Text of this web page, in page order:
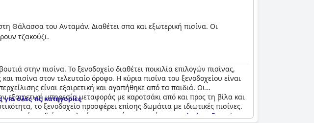
Θάλασσα του Ανταμάν. Διαθέτει σπα και εξωτερική πισίνα. Οι
τζακούζι.
στην πισίνα. Το ξενοδοχείο διαθέτει ποικιλία επιλογών πισίνας,
πισίνα στον τελευταίο όροφο. Η κύρια πισίνα του ξενοδοχείου είναι
είναι εξαιρετική και αγαπήθηκε από τα παιδιά. Οι
υπηρεσία μεταφοράς με καροτσάκι από και προς τη βίλα και
το ξενοδοχείο προσφέρει επίσης δωμάτια με ιδιωτικές πισίνες.
μικρά παιδιά, συνολικά, η εμπειρία της πισίνας στο
Andara Resort
όλες τις κατηγορίες